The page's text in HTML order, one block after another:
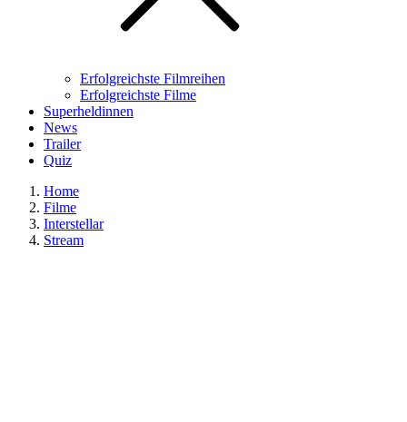
Erfolgreichste Filmreihen
Erfolgreichste Filme
Superheldinnen
News
Trailer
Quiz
Home
Filme
Interstellar
Stream